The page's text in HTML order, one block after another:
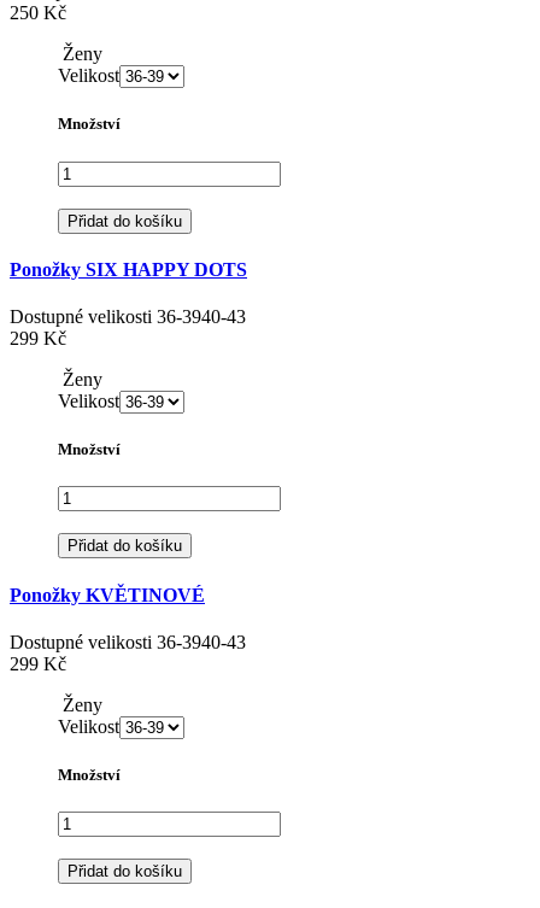
250 Kč
Ženy
Velikost
Množství
Přidat do košíku
Ponožky SIX HAPPY DOTS
Dostupné velikosti 36-3940-43
299 Kč
Ženy
Velikost
Množství
Přidat do košíku
Ponožky KVĚTINOVÉ
Dostupné velikosti 36-3940-43
299 Kč
Ženy
Velikost
Množství
Přidat do košíku